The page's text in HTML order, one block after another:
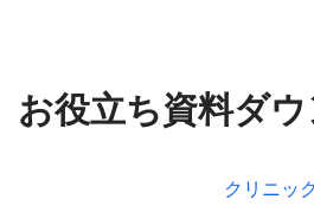
お役立ち資料ダ
クリニッ